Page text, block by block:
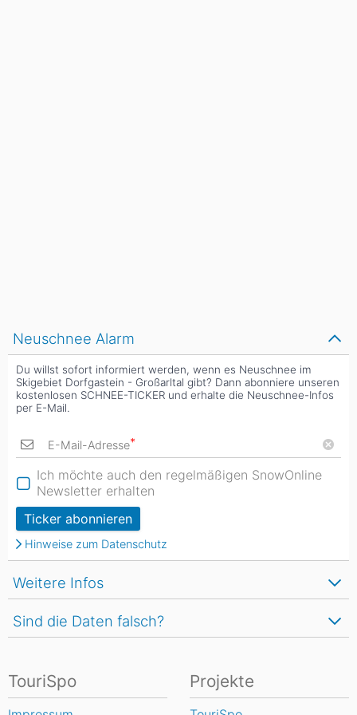
Neuschnee Alarm
Du willst sofort informiert werden, wenn es Neuschnee im
Skigebiet Dorfgastein - Großarltal gibt? Dann abonniere unseren
kostenlosen SCHNEE-TICKER und erhalte die Neuschnee-Infos
per E-Mail.
E-Mail-Adresse*
Ich möchte auch den regelmäßigen SnowOnline
Newsletter erhalten
Ticker abonnieren
Hinweise zum Datenschutz
Weitere Infos
Sind die Daten falsch?
TouriSpo Projekte